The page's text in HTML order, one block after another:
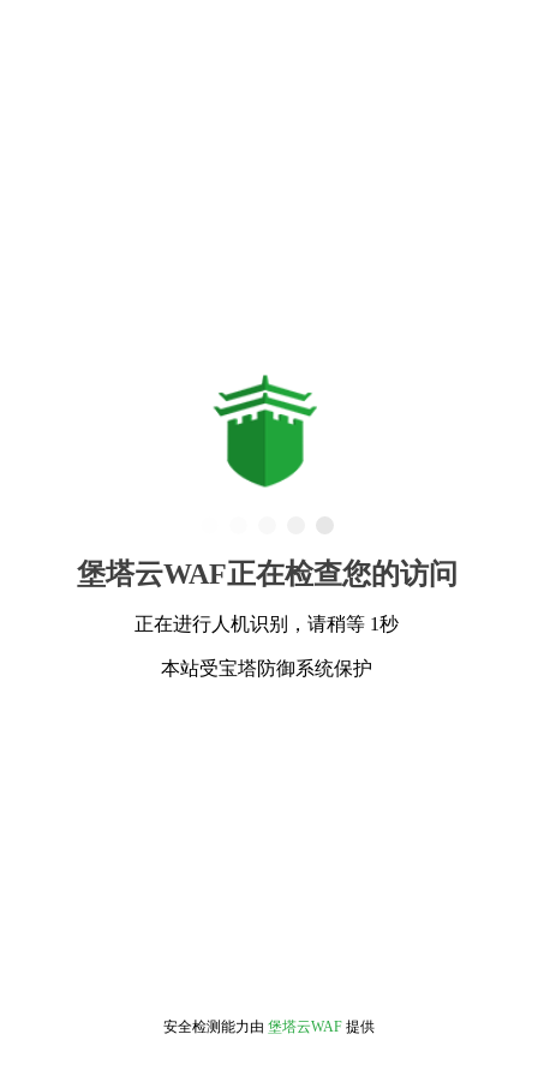
堡塔云WAF正在检查您的访问
正在进行人机识别，请稍等 1秒
本站受宝塔防御系统保护
安全检测能力由 堡塔云WAF 提供